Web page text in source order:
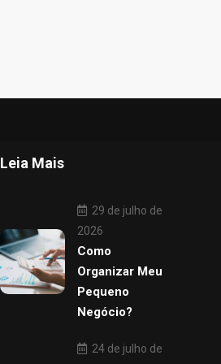
Leia Mais
29 de julho de
2026
Como
Organizar Meu
Pequeno
Negócio?
24 de julho de